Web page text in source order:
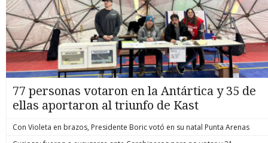
77 personas votaron en la Antártica y 35 de
ellas aportaron al triunfo de Kast
Con Violeta en brazos, Presidente Boric votó en su natal Punta Arenas